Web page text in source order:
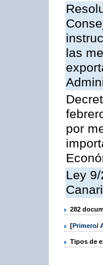
las
por
Ley
282
[Primero/
Tipos de